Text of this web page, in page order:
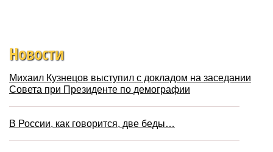
Новости
Михаил Кузнецов выступил с докладом на заседании
Совета при Президенте по демографии
В России, как говорится, две беды…